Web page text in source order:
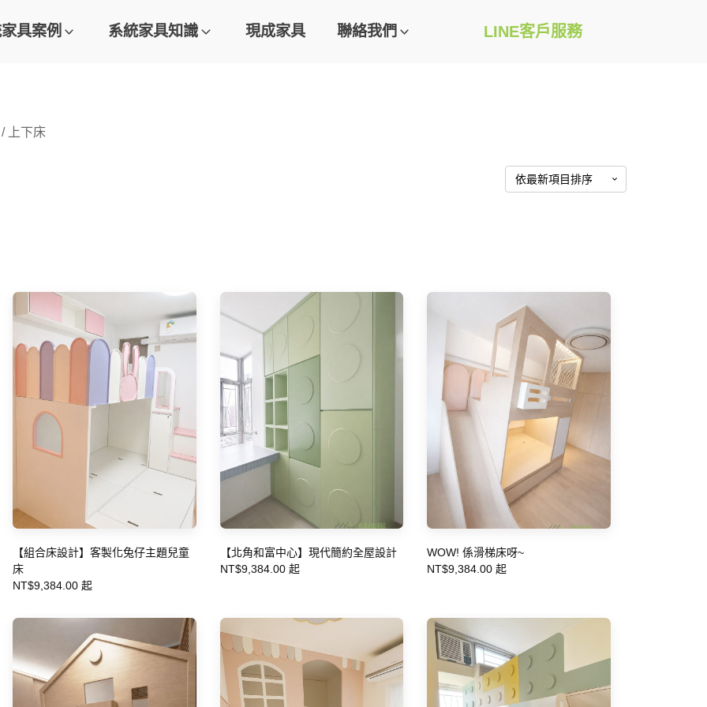
具案例 系統家具知識 現成家具 聯絡我們 LINE客戶服務
上下床
【組合床設計】客製化兔仔主題兒童
床
NT$9,384.00 起
【北角和富中心】現代簡約全屋設計
NT$9,384.00 起
WOW! 係滑梯床呀~
NT$9,384.00 起